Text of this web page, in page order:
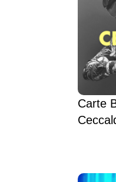
Carte